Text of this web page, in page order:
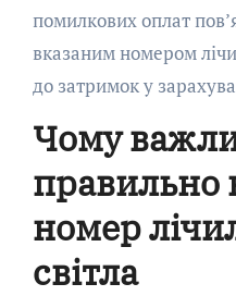
помилкових оплат
вказаним номером
до затримок у
Чому
правильно
номер
світла